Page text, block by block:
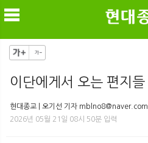
이단에게서 오는 편지들
현대종교 | 오기선 기자 mblno8@naver.com
2026년 05월 21일 08시 50분 입력